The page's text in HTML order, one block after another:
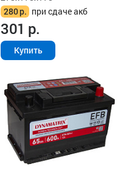
280р. при сдаче акб
301 р.
Купить